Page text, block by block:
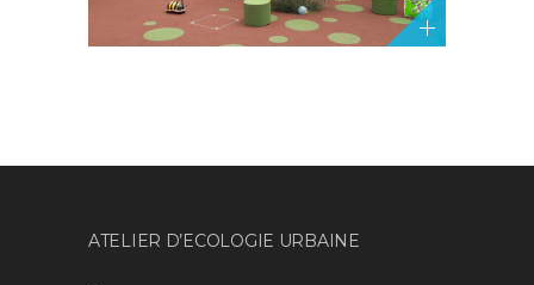
ATELIER D’ECOLOGIE URBAINE